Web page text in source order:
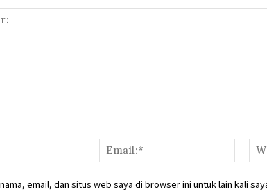
Nama:*
Email:*
email, dan situs web saya di browser ini untuk lain kali